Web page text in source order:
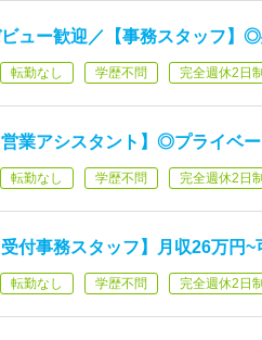
ュー歓迎／【事務スタッフ】
転勤なし 学歴不問 完全週休2日制
業アシスタント】◎プライベ
転勤なし 学歴不問 完全週休2日制
付事務スタッフ】月収26万円~
転勤なし 学歴不問 完全週休2日制